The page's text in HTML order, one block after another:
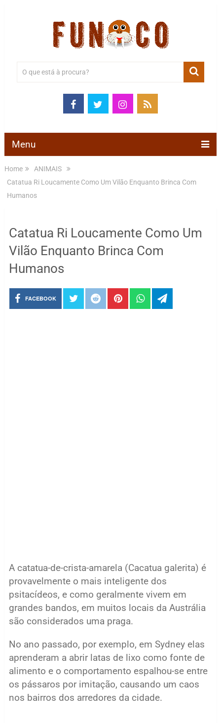
Menu
Home
ANIMAIS
Catatua Ri Loucamente Como Um Vilão Enquanto Brinca Com
Humanos
Catatua Ri Loucamente Como Um
Vilão Enquanto Brinca Com
Humanos
FACEBOOK
A catatua-de-crista-amarela (Cacatua galerita) é
provavelmente o mais inteligente dos
psitacídeos, e como geralmente vivem em
grandes bandos, em muitos locais da Austrália
são considerados uma praga.
No ano passado, por exemplo, em Sydney elas
aprenderam a abrir latas de lixo como fonte de
alimento e o comportamento espalhou-se entre
os pássaros por imitação, causando um caos
nos bairros dos arredores da cidade.